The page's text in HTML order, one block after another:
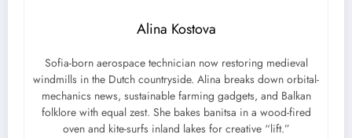
Alina Kostova
Sofia-born aerospace technician now restoring medieval
windmills in the Dutch countryside. Alina breaks down orbital-
mechanics news, sustainable farming gadgets, and Balkan
folklore with equal zest. She bakes banitsa in a wood-fired
oven and kite-surfs inland lakes for creative “lift.”